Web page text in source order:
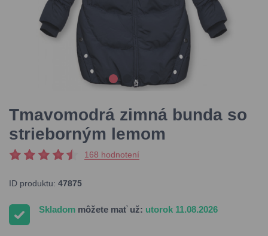
Tmavomodrá zimná bunda so
strieborným lemom
168 hodnotení
ID produktu: 47875
Skladom môžete mať už: utorok 11.08.2026